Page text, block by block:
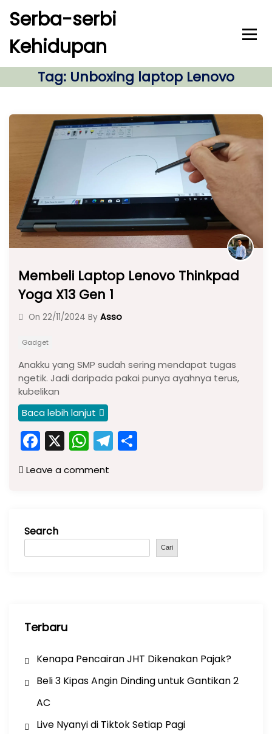
c
Serba-serbi
Kehidupan
Tag: Unboxing laptop Lenovo
Membeli Laptop Lenovo Thinkpad
Yoga X13 Gen 1
On 22/11/2024 By Asso
Gadget
Anakku yang SMP sudah sering mendapat tugas
ngetik. Jadi daripada pakai punya ayahnya terus,
kubelikan
Baca lebih lanjut
F
a
c
o
o
X W
h
a
p
p
T
el
m
Leave a comment
Search
Cari
Terbaru
Kenapa Pencairan JHT Dikenakan Pajak?
Beli 3 Kipas Angin Dinding untuk Gantikan 2
AC
Live Nyanyi di Tiktok Setiap Pagi